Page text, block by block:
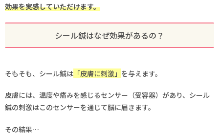
効果を実感していただけます。
シール鍼はなぜ効果があるの？
そもそも、シール鍼は 「皮膚に刺激」 を与えます。
皮膚には、温度や痛みを感じるセンサー（受容器）があり、シール
鍼の刺激はこのセンサーを通じて脳に届きます。
その結果…